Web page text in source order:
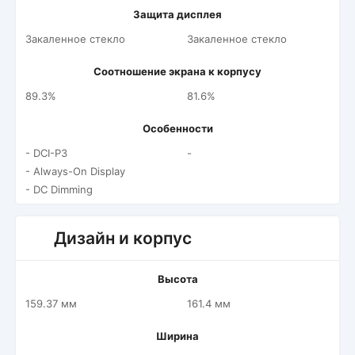
Защита дисплея
Закаленное стекло
Закаленное стекло
Соотношение экрана к корпусу
89.3%
81.6%
Особенности
- DCI-P3
- Always-On Display
- DC Dimming
-
Дизайн и корпус
Высота
159.37 мм
161.4 мм
Ширина